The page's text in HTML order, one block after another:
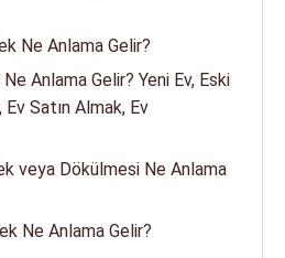
Ne Anlama Gelir?
Anlama Gelir? Yeni Ev, Eski
Satın Almak, Ev
veya Dökülmesi Ne Anlama
Ne Anlama Gelir?